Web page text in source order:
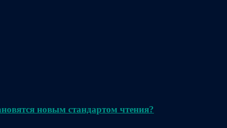
новым стандартом чтения?